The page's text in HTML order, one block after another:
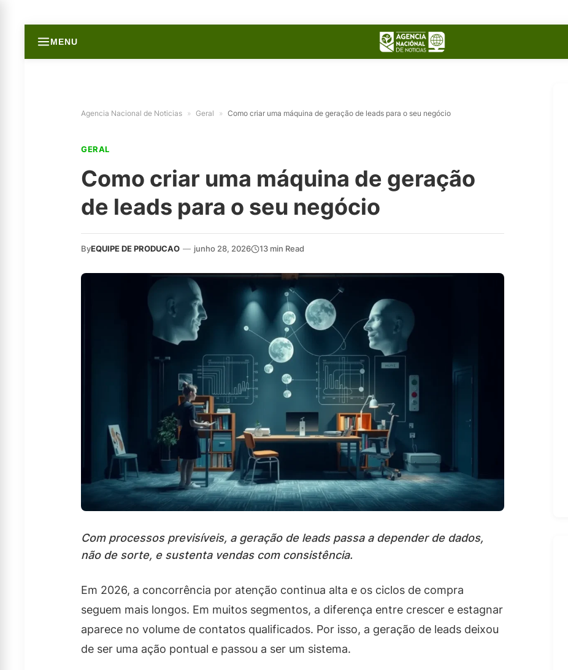
MENU
Agencia Nacional de Noticias » Geral » Como criar uma máquina de geração de leads para o seu negócio
GERAL
Como criar uma máquina de geração
de leads para o seu negócio
ByEQUIPE DE PRODUCAO — junho 28, 2026 13 min Read
Com processos previsíveis, a geração de leads passa a depender de dados,
não de sorte, e sustenta vendas com consistência.
Em 2026, a concorrência por atenção continua alta e os ciclos de compra
seguem mais longos. Em muitos segmentos, a diferença entre crescer e estagnar
aparece no volume de contatos qualificados. Por isso, a geração de leads deixou
de ser uma ação pontual e passou a ser um sistema.